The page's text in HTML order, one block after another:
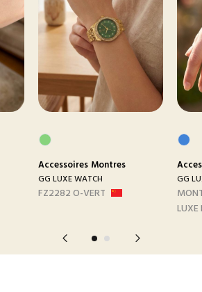
Accessoires Montres
GG LUXE WATCH
FZ2282 O-VERT
GG
LUXE